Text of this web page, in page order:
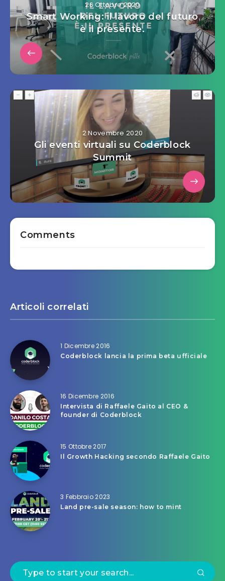
26 Ottobre 2020
Smart Working: il lavoro del futuro
è il presente.
2 Novembre 2020
Gli eventi virtuali su Coderblock
Summit
Comments
Articoli correlati
1 Dicembre 2016
Coderblock lancia la prima beta ufficiale
16 Dicembre 2016
Intervista di Raffaele Gaito al CEO &
founder di Coderblock
15 Ottobre 2017
Il Growth Hacking secondo Raffaele Gaito
3 Febbraio 2023
Land pre-sale season: how to mint